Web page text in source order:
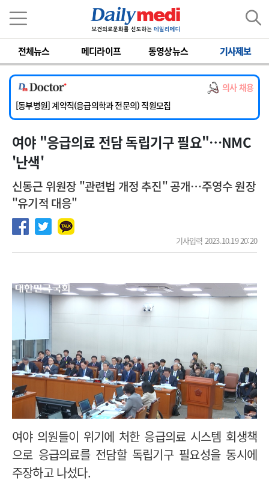
전체뉴스 메디라이프 동영상뉴스 기사제보
의사 채용
[서울아산병원] 2026년 하반기 인턴 모집
[영남대학교의료원] 마취통증의학과 임기제 임상의사 채용
[충남대학교병원] 소아청소년과(소아응급전담) 계약직 의사 공개채용
[동부병원] 계약직(응급의학과 전문의) 직원모집
[이대목동병원] 하반기 전공의(레지던트1년차) 모집
[서울아산병원] 2026년 하반기 인턴 모집
[영남대학교의료원] 마취통증의학과 임기제 임상의사 채용
여야 "응급의료 전담 독립기구 필요"…NMC
'난색'
신동근 위원장 "관련법 개정 추진" 공개…주영수 원장
"유기적 대응"
기사입력 2023.10.19 20:20
여야 의원들이 위기에 처한 응급의료 시스템 회생책
으로 응급의료를 전담할 독립기구 필요성을 동시에
주장하고 나섰다.